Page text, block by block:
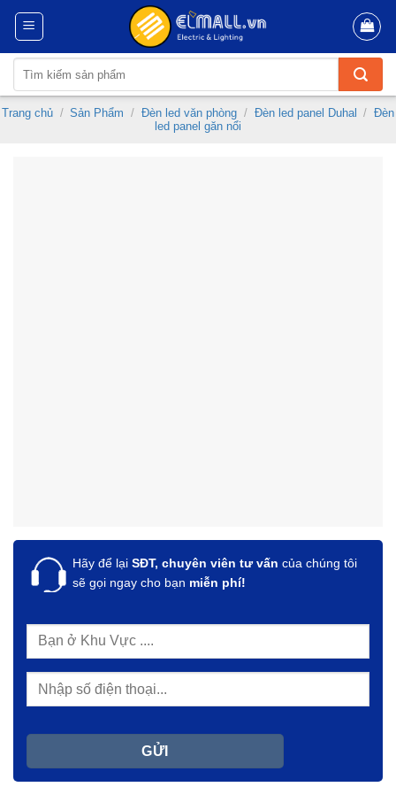
Skip
content
kiếm:
Trang chủ / Sản Phẩm / Đèn led văn phòng / Đèn led panel Duhal / Đèn
led panel găn nổi
Hãy để lại SĐT, chuyên viên tư vấn của chúng tôi
sẽ gọi ngay cho bạn miễn phí!